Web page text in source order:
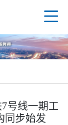
企业
领导
业务
号线一期工
同步始发